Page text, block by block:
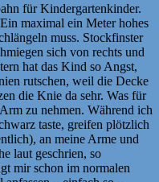
für Kindergartenkinder.
maximal ein Meter hohes
muss. Stockfinster
sich von rechts und
hat das Kind so Angst,
rutschen, weil die Decke
die Knie da sehr. Was für
zu nehmen. Während ich
taste, greifen plötzlich
an meine Arme und
laut geschrien, so
mir schon im normalen